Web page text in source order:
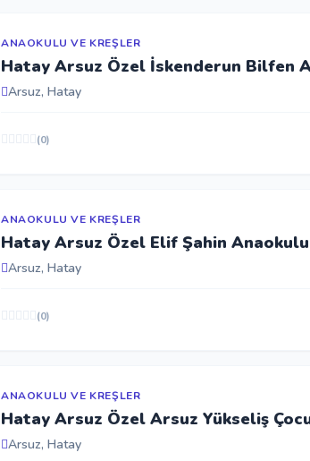
ANAOKULU VE KREŞLER
Hatay Arsuz Özel İskenderun Bilfen
Arsuz, Hatay
(0)
ANAOKULU VE KREŞLER
Hatay Arsuz Özel Elif Şahin Anaokulu
Arsuz, Hatay
(0)
ANAOKULU VE KREŞLER
Hatay Arsuz Özel Arsuz Yükseliş
Arsuz, Hatay